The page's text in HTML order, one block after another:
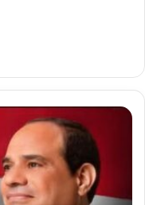
السياسية:
مصر"